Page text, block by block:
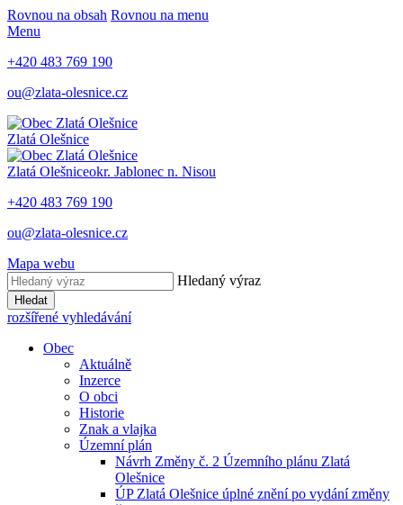
Rovnou na obsah Rovnou na menu
Menu
+420 483 769 190
ou@zlata-olesnice.cz
Zlatá Olešnice
Zlatá Olešniceokr. Jablonec n. Nisou
+420 483 769 190
ou@zlata-olesnice.cz
Mapa webu
Hledaný výraz
Hledat
rozšířené vyhledávání
Obec
Aktuálně
Inzerce
O obci
Historie
Znak a vlajka
Územní plán
Návrh Změny č. 2 Územního plánu Zlatá
Olešnice
ÚP Zlatá Olešnice úplné znění po vydání změny